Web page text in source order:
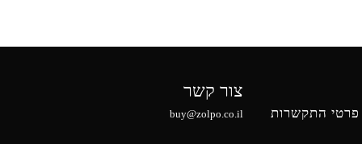
פרטי התקשרות
צור קשר
buy@zolpo.co.il